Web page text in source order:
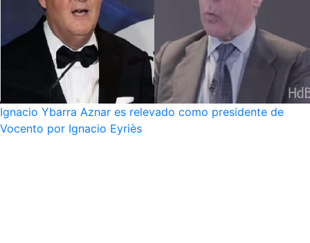
Ignacio Ybarra Aznar es relevado como presidente de
Vocento por Ignacio Eyriès